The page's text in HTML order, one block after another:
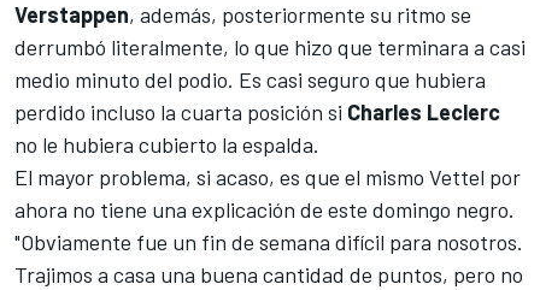
Verstappen, además, posteriormente su ritmo se
derrumbó literalmente, lo que hizo que terminara a casi
medio minuto del podio. Es casi seguro que hubiera
perdido incluso la cuarta posición si Charles Leclerc
no le hubiera cubierto la espalda.
El mayor problema, si acaso, es que el mismo Vettel por
ahora no tiene una explicación de este domingo negro.
"Obviamente fue un fin de semana difícil para nosotros.
Trajimos a casa una buena cantidad de puntos, pero no